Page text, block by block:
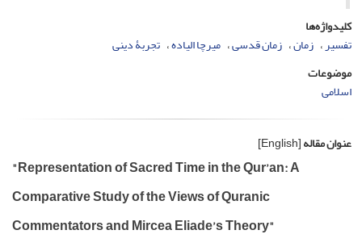
کلیدواژه‌ها
تفسیر زمان زمان قدسی میرچا الیاده تجربۀ دینی
موضوعات
اسلامی
عنوان مقاله[English]
"Representation of Sacred Time in the Qur’an: A
Comparative Study of the Views of Quranic
Commentators and Mircea Eliade’s Theory"